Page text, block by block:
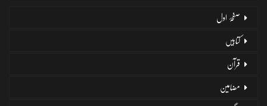
صفحۂ اول
کتابیں
قرآن
مضامین